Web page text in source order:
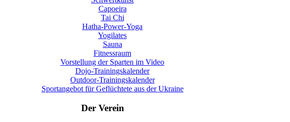
Capoeira
Tai Chi
Hatha-Power-Yoga
Yogilates
Sauna
Fitnessraum
Vorstellung der Sparten im Video
Dojo-Trainingskalender
Outdoor-Trainingskalender
Sportangebot für Geflüchtete aus der Ukraine
Der Verein